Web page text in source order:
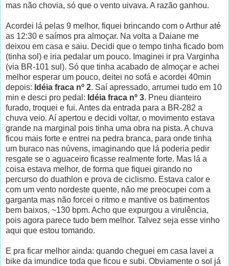
mas não chovia, só que o vento uivava. A razão ganhou.
Acordei lá pelas 9 melhor, fiquei brincando com o Arthur até
as 12:30 e saímos pra almoçar. Na volta a Daiane me
deixou em casa e saiu. Decidi que o tempo tinha ficado bom
(tinha sol) e iria pedalar um pouco. Imaginei ir pra Varginha
(via BR-101 sul). Só que tinha acabado de almoçar e achei
melhor esperar um pouco, deitei no sofá e acordei 40min
depois: Idéia fraca nº 2. Saí apressado, arrumei tudo em 10
min e desci pro pedal: Idéia fraca nº 3. Pneu dianteiro
furado, troquei e fui. Antes da entrada para a BR-282 a
chuva veio. Aí apertou e decidi voltar, o movimento estava
grande na marginal pois tinha uma obra na pista. A chuva
ficou mais forte e entrei na pedra branca, para onde tinha
um buraco nas núvens, imaginando que lá poderia pedir
resgate se o aguaceiro ficasse realmente forte. Mas lá a
coisa estava melhor, de forma que fiquei girando no
percurso do duathlon e prova de ciclismo. Estava calor e
com um vento nordeste quente, não me preocupei com a
garganta mas não forcei o ritmo e mantive os batimentos
bem baixos, ~130 bpm. Acho que expurgou a virulência,
pois agora parece tudo bem melhor. Talvez seja esse vinho
aqui que estou tomando.
E pra ficar melhor ainda: quando cheguei em casa lavei a
bike da imundice toda que ficou e subi. Obviamente o sol já